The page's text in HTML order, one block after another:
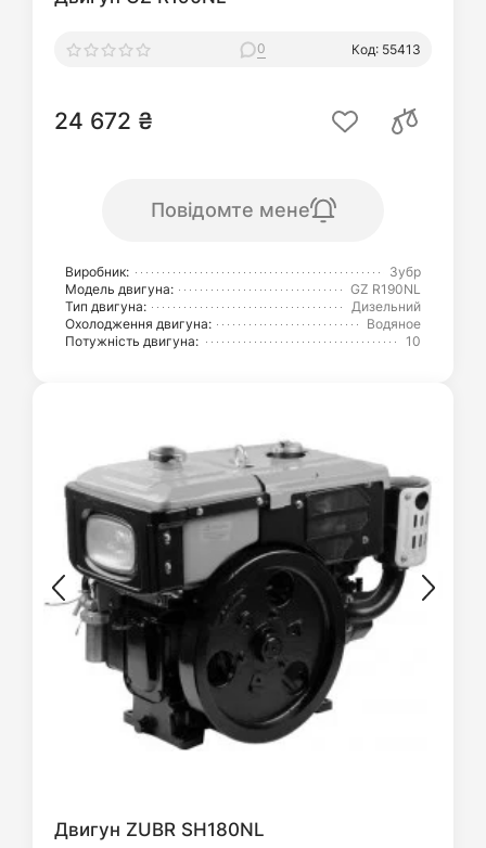
0 Код: 55413
24 672 ₴
Повідомте мене
Виробник:
Зубр
Модель двигуна:
GZ R190NL
Тип двигуна:
Дизельний
Охолодження двигуна:
Водяное
Потужність двигуна:
10
Двигун ZUBR SH180NL